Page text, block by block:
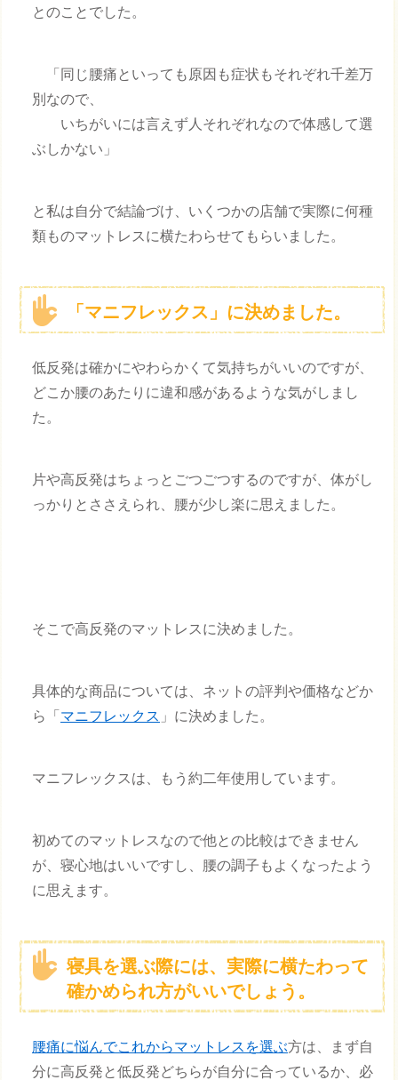
とのことでした。
「同じ腰痛といっても原因も症状もそれぞれ千差万
別なので、
いちがいには言えず人それぞれなので体感して選
ぶしかない」
と私は自分で結論づけ、いくつかの店舗で実際に何種
類ものマットレスに横たわらせてもらいました。
「マニフレックス」に決めました。
低反発は確かにやわらかくて気持ちがいいのですが、
どこか腰のあたりに違和感があるような気がしまし
た。
片や高反発はちょっとごつごつするのですが、体がし
っかりとささえられ、腰が少し楽に思えました。
そこで高反発のマットレスに決めました。
具体的な商品については、ネットの評判や価格などか
ら「 マニフレックス 」に決めました。
マニフレックスは、もう約二年使用しています。
初めてのマットレスなので他との比較はできません
が、寝心地はいいですし、腰の調子もよくなったよう
に思えます。
寝具を選ぶ際には、実際に横たわって
確かめられ方がいいでしょう。
腰痛に悩んでこれからマットレスを選ぶ方は、まず自
分に高反発と低反発どちらが自分に合っているか、必